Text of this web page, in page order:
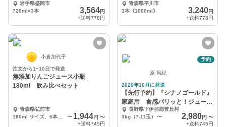
岩手県盛岡市
720ml×3本
3,564円
+送料778円
青森県平川市
3本《1000ml》
3,240円
+送料778円
小倉加代子
注文から1~10日で発送
無添加りんごジュース小瓶
180ml 飲み比べセット
青森県弘前市
〜 1,944円 〜
+送料745円
予約
原 昌紀
2026年10月に発送
【先行予約】『シナノゴールド』
家庭用 食感パリッと！ジューシ
ーなりんご！
長野県下伊那郡豊丘村
3kg（7-11玉）
〜 2,980円 〜
+送料745円